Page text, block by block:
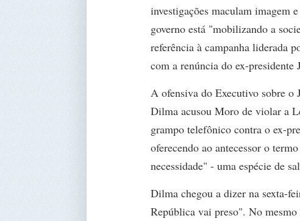
investigações maculam imagem
governo está "mobilizando a
referência à campanha liderada
com a renúncia do ex-presidente
A ofensiva do Executivo sobre o
Dilma acusou Moro de violar a
grampo telefônico contra o ex-
oferecendo ao antecessor o
necessidade" - uma espécie de
Dilma chegou a dizer na sexta-
República vai preso". No